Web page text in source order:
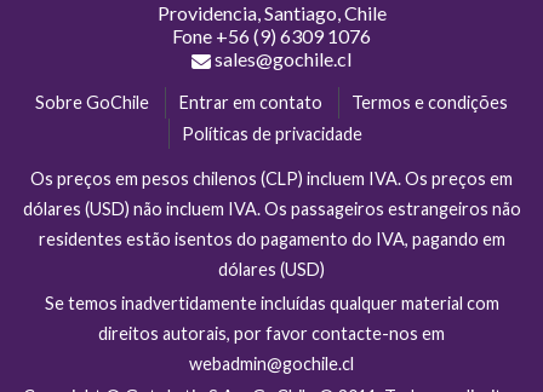
Providencia, Santiago, Chile
Fone +56 (9) 6309 1076
sales@gochile.cl
Sobre GoChile Entrar em contato
Termos e condições
Políticas de privacidade
Os preços em pesos chilenos (CLP) incluem IVA. Os preços em
dólares (USD) não incluem IVA. Os passageiros estrangeiros não
residentes estão isentos do pagamento do IVA, pagando em
dólares (USD)
Se temos inadvertidamente incluídas qualquer material com
direitos autorais, por favor contacte-nos em
webadmin@gochile.cl